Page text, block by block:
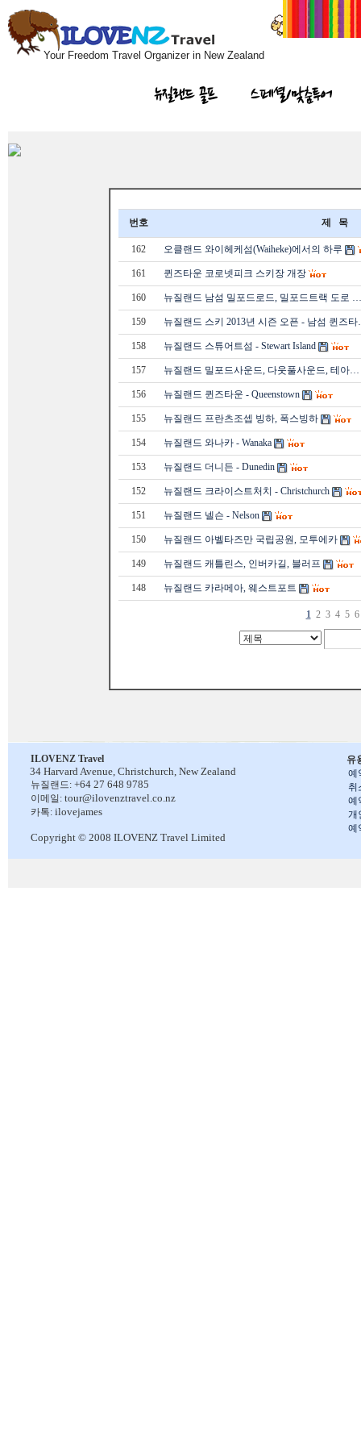
Your Freedom Travel Organizer in New Zealand
뉴질랜드 골프 스페셜/맞춤투어
번호 제 목
162 오클랜드 와이헤케섬(Waiheke)에서의 하루
161 퀸즈타운 코로넷피크 스키장 개장
160 뉴질랜드 남섬 밀포드로드, 밀포드트랙 도로 …
159 뉴질랜드 스키 2013년 시즌 오픈 - 남섬 퀸즈
158 뉴질랜드 스튜어트섬 - Stewart Island
157 뉴질랜드 밀포드사운드, 다웃풀사운드, 테아…
156 뉴질랜드 퀸즈타운 - Queenstown
155 뉴질랜드 프란츠조셉 빙하, 폭스빙하
154 뉴질랜드 와나카 - Wanaka
153 뉴질랜드 더니든 - Dunedin
152 뉴질랜드 크라이스트처치 - Christchurch
151 뉴질랜드 넬슨 - Nelson
150 뉴질랜드 아벨타즈만 국립공원, 모투에카
149 뉴질랜드 캐틀린스, 인버카길, 블러프
148 뉴질랜드 카라메아, 웨스트포트
1 2 3 4 5 6
유
예
취
예
개
예
ILOVENZ Travel
34 Harvard Avenue, Christchurch, New Zealand
뉴질랜드: +64 27 648 9785
이메일: tour@ilovenztravel.co.nz
카톡: ilovejames
Copyright © 2008 ILOVENZ Travel Limited